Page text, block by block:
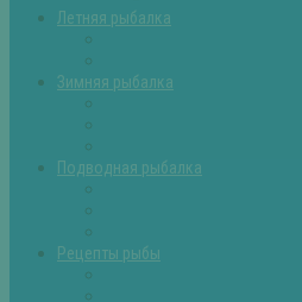
Летняя рыбалка
Зимняя рыбалка
Подводная рыбалка
Рецепты рыбы